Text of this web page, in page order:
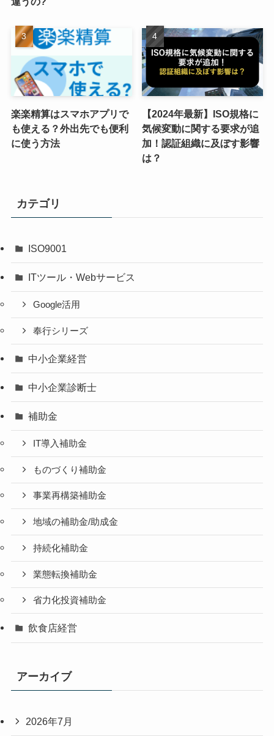
楽楽精算はスマホアプリで
も使える？外出先でも便利
に使う方法
【2024年最新】ISO規格に
気候変動に関する要求が追
加！認証組織に及ぼす影響
は？
カテゴリ
ISO9001
ITツール・Webサービス
Google活用
奉行シリーズ
中小企業経営
中小企業診断士
補助金
IT導入補助金
ものづくり補助金
事業再構築補助金
地域の補助金/助成金
持続化補助金
業態転換補助金
省力化投資補助金
飲食店経営
アーカイブ
2026年7月